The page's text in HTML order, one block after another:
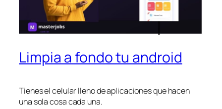
Limpia a fondo tu android
Tienes el celular lleno de aplicaciones que hacen
una sola cosa cada una.